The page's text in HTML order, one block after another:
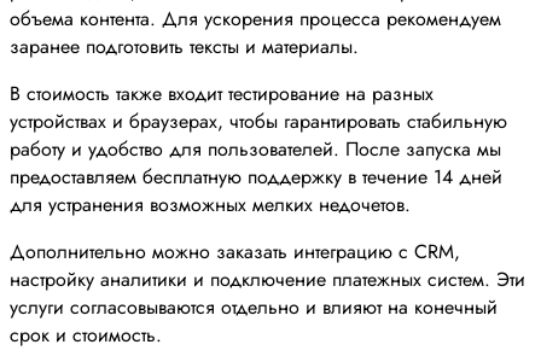
объема контента. Для ускорения процесса рекомендуем
заранее подготовить тексты и материалы.
В стоимость также входит тестирование на разных
устройствах и браузерах, чтобы гарантировать стабильную
работу и удобство для пользователей. После запуска мы
предоставляем бесплатную поддержку в течение 14 дней
для устранения возможных мелких недочетов.
Дополнительно можно заказать интеграцию с CRM,
настройку аналитики и подключение платежных систем. Эти
услуги согласовываются отдельно и влияют на конечный
срок и стоимость.